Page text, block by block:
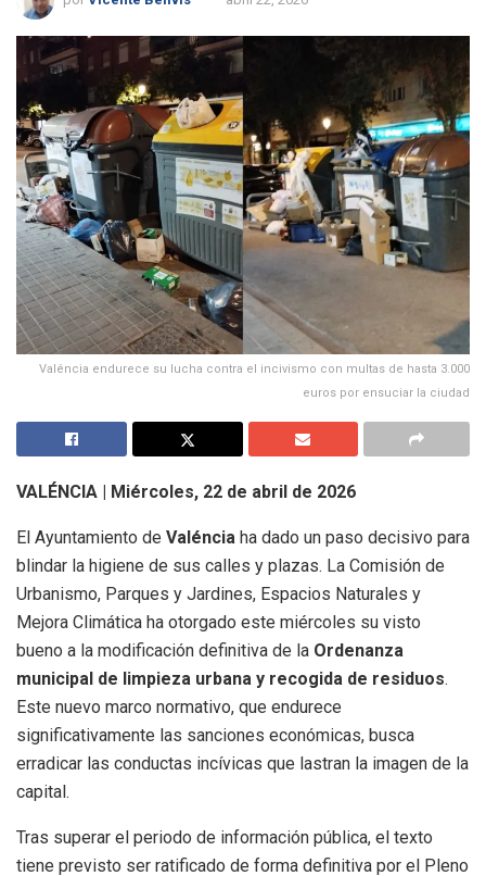
Valéncia endurece su lucha contra el incivismo con multas de hasta 3.000
euros por ensuciar la ciudad
VALÉNCIA | Miércoles, 22 de abril de 2026
El Ayuntamiento de Valéncia ha dado un paso decisivo para
blindar la higiene de sus calles y plazas. La Comisión de
Urbanismo, Parques y Jardines, Espacios Naturales y
Mejora Climática ha otorgado este miércoles su visto
bueno a la modificación definitiva de la Ordenanza
municipal de limpieza urbana y recogida de residuos.
Este nuevo marco normativo, que endurece
significativamente las sanciones económicas, busca
erradicar las conductas incívicas que lastran la imagen de la
capital.
Tras superar el periodo de información pública, el texto
tiene previsto ser ratificado de forma definitiva por el Pleno